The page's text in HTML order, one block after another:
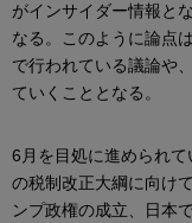
がインサイダー情報と
なる。このように論点
で行われている議論や
ていくこととなる。
6月を目処に進められ
の税制改正大綱に向け
ンプ政権の成立、日本